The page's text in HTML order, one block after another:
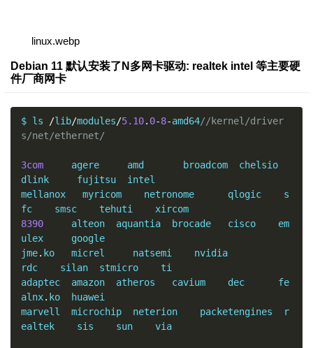
linux.webp
Debian 11 默认安装了N多网卡驱动: realtek intel 等主要硬
件厂商网卡
$ ls /lib/modules/5.10. 0-8-amd64//kernel/driver
s/net/ethernet/
3com
     agere     amd       broadcom  chelsio
dlink     fujitsu  intel
mellanox   myricom    netronome      qlogic    s
8390
     alteon  aquantia  brocade   cisco    em
ulex     google
jme. ko   micrel     natsemi    nvidia
rdc    silan  stmicro    ti
adaptec  amazon  atheros   cavium    dec      fe
alnx. ko  huawei
marvell  microchip  neterion    packetengines  r
ealtek    sis    sun    via